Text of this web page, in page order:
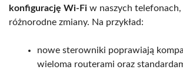
konfigurację Wi-Fi w naszych
różnorodne zmiany. Na przykład:
nowe sterowniki poprawiają
wieloma routerami oraz